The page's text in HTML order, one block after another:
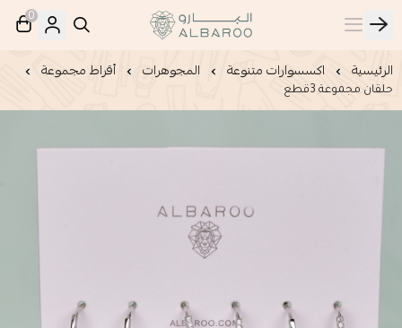
البارو | Albaroo
0
الرئيسية اكسسوارات متنوعة المجوهرات أقراط مجموعة
حلقان مجموعة 3قطع